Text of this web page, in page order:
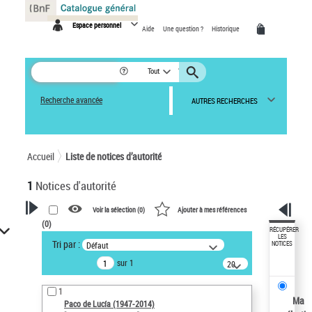
Espace personnel Aide Une question ? Historique
Tout
Recherche avancée AUTRES RECHERCHES
Accueil Liste de notices d’autorité
1 Notices d'autorité
VOTRE RECHERCHE
Recherche avancée dans les
notices d’autorité
Œuvres liées à l'auteur :
Paco de Lucía (1947-2014)
Voir la sélection (0) Ajouter à mes références
(0)
Tri par : Défaut
sur 1
20
résultats/page
1
Paco de Lucía (1947-2014)
RÉCUPÉRER
LES
NOTICES
Ma
Panneau de gestion des cookies